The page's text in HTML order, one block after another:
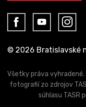
© 2026 Bratislavské
Všetky práva vyhradené.
fotografií zo zdrojov
súhlasu TASR